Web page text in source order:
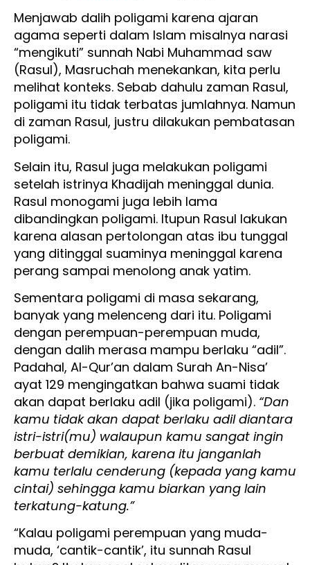
Menjawab dalih poligami karena ajaran
agama seperti dalam Islam misalnya narasi
“mengikuti” sunnah Nabi Muhammad saw
(Rasul), Masruchah menekankan, kita perlu
melihat konteks. Sebab dahulu zaman Rasul,
poligami itu tidak terbatas jumlahnya. Namun
di zaman Rasul, justru dilakukan pembatasan
poligami.
Selain itu, Rasul juga melakukan poligami
setelah istrinya Khadijah meninggal dunia.
Rasul monogami juga lebih lama
dibandingkan poligami. Itupun Rasul lakukan
karena alasan pertolongan atas ibu tunggal
yang ditinggal suaminya meninggal karena
perang sampai menolong anak yatim.
Sementara poligami di masa sekarang,
banyak yang melenceng dari itu. Poligami
dengan perempuan-perempuan muda,
dengan dalih merasa mampu berlaku “adil”.
Padahal, Al-Qur’an dalam Surah An-Nisa’
ayat 129 mengingatkan bahwa suami tidak
akan dapat berlaku adil (jika poligami). “Dan
kamu tidak akan dapat berlaku adil diantara
istri-istri(mu) walaupun kamu sangat ingin
berbuat demikian, karena itu janganlah
kamu terlalu cenderung (kepada yang kamu
cintai) sehingga kamu biarkan yang lain
terkatung-katung.”
“Kalau poligami perempuan yang muda-
muda, ‘cantik-cantik’, itu sunnah Rasul